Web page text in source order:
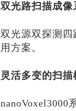
双光路扫描成
双光源双探测
用方案。
灵活多变的扫
nanoVoxel3000